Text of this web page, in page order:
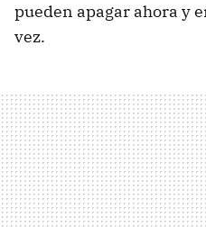
pueden apagar ahora y
vez.